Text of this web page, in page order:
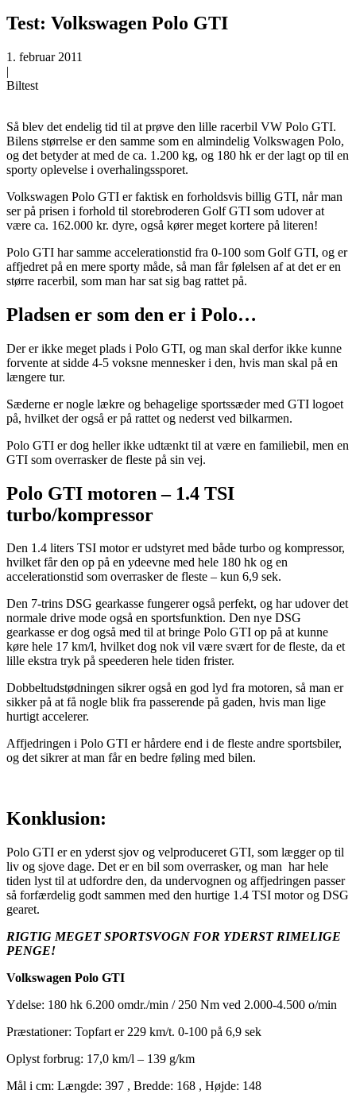
Test: Volkswagen Polo GTI
1. februar 2011
|
Biltest
Så blev det endelig tid til at prøve den lille racerbil VW Polo GTI.
Bilens størrelse er den samme som en almindelig Volkswagen Polo,
og det betyder at med de ca. 1.200 kg, og 180 hk er der lagt op til en
sporty oplevelse i overhalingssporet.
Volkswagen Polo GTI er faktisk en forholdsvis billig GTI, når man
ser på prisen i forhold til storebroderen Golf GTI som udover at
være ca. 162.000 kr. dyre, også kører meget kortere på literen!
Polo GTI har samme accelerationstid fra 0-100 som Golf GTI, og er
affjedret på en mere sporty måde, så man får følelsen af at det er en
større racerbil, som man har sat sig bag rattet på.
Pladsen er som den er i Polo…
Der er ikke meget plads i Polo GTI, og man skal derfor ikke kunne
forvente at sidde 4-5 voksne mennesker i den, hvis man skal på en
længere tur.
Sæderne er nogle lækre og behagelige sportssæder med GTI logoet
på, hvilket der også er på rattet og nederst ved bilkarmen.
Polo GTI er dog heller ikke udtænkt til at være en familiebil, men en
GTI som overrasker de fleste på sin vej.
Polo GTI motoren – 1.4 TSI
turbo/kompressor
Den 1.4 liters TSI motor er udstyret med både turbo og kompressor,
hvilket får den op på en ydeevne med hele 180 hk og en
accelerationstid som overrasker de fleste – kun 6,9 sek.
Den 7-trins DSG gearkasse fungerer også perfekt, og har udover det
normale drive mode også en sportsfunktion. Den nye DSG
gearkasse er dog også med til at bringe Polo GTI op på at kunne
køre hele 17 km/l, hvilket dog nok vil være svært for de fleste, da et
lille ekstra tryk på speederen hele tiden frister.
Dobbeltudstødningen sikrer også en god lyd fra motoren, så man er
sikker på at få nogle blik fra passerende på gaden, hvis man lige
hurtigt accelerer.
Affjedringen i Polo GTI er hårdere end i de fleste andre sportsbiler,
og det sikrer at man får en bedre føling med bilen.
Konklusion:
Polo GTI er en yderst sjov og velproduceret GTI, som lægger op til
liv og sjove dage. Det er en bil som overrasker, og man har hele
tiden lyst til at udfordre den, da undervognen og affjedringen passer
så forfærdelig godt sammen med den hurtige 1.4 TSI motor og DSG
gearet.
RIGTIG MEGET SPORTSVOGN FOR YDERST RIMELIGE
PENGE!
Volkswagen Polo GTI
Ydelse: 180 hk 6.200 omdr./min / 250 Nm ved 2.000-4.500 o/min
Præstationer: Topfart er 229 km/t. 0-100 på 6,9 sek
Oplyst forbrug: 17,0 km/l – 139 g/km
Mål i cm: Længde: 397 , Bredde: 168 , Højde: 148